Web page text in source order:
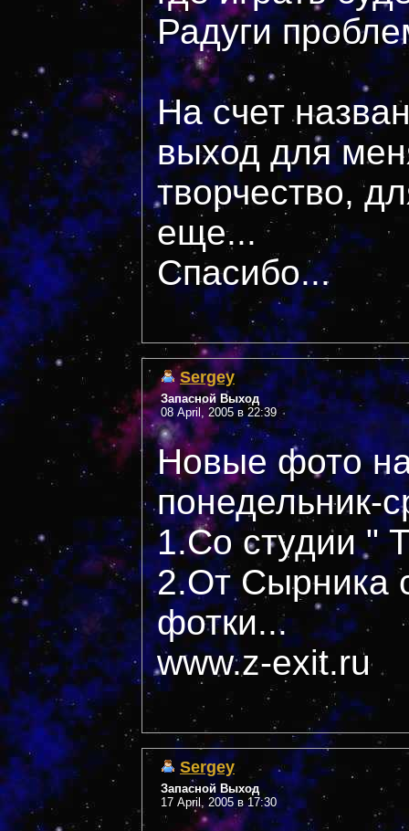
Радуги
На счет
выход для
творчество,
еще...
Спасибо...
Sergey
Запасной Выход
08 April, 2005 в 22:39
Новые фото
понедельник-
1.Со студии "
2.От Сырника
фотки...
www.z-exit.ru
Sergey
Запасной Выход
17 April, 2005 в 17:30